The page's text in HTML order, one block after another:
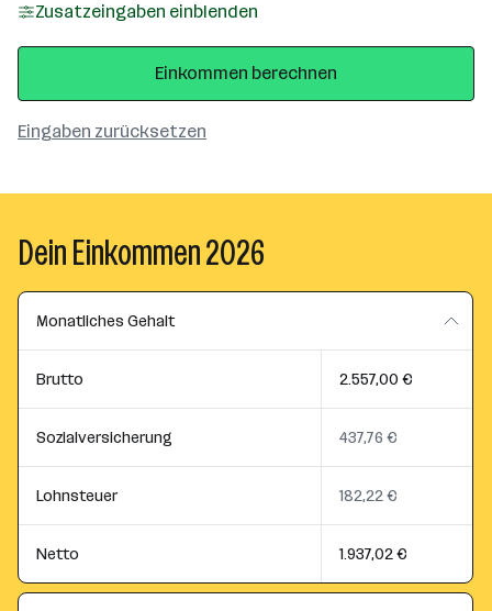
Zusatzeingaben einblenden
Eingaben zurücksetzen
Einkommen berechnen
Dein Einkommen 2026
Monatliches Gehalt
Brutto 2.557,00 €
Sozialversicherung 437,76 €
Lohnsteuer 182,22 €
Netto 1.937,02 €